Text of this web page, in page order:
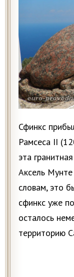
Сфинкс
Рамсеса II
эта
Аксель
словам, это
сфинкс уже
осталось
территорию